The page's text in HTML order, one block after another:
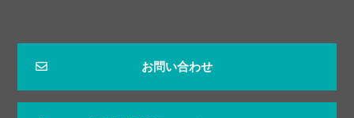
お問い合わせ